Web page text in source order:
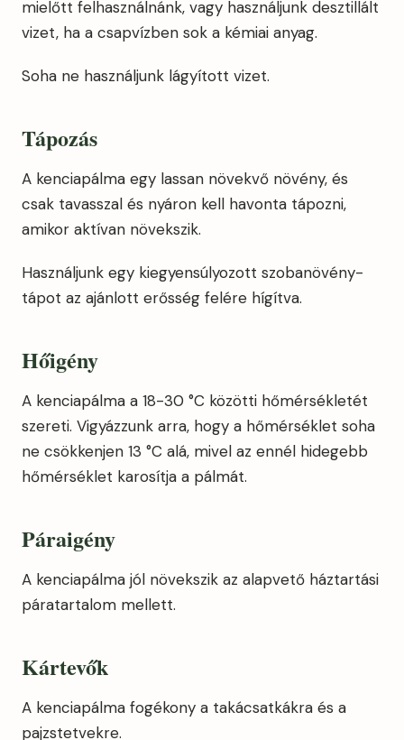
mielőtt felhasználnánk, vagy használjunk desztillált
vizet, ha a csapvízben sok a kémiai anyag.
Soha ne használjunk lágyított vizet.
Tápozás
A kenciapálma egy lassan növekvő növény, és
csak tavasszal és nyáron kell havonta tápozni,
amikor aktívan növekszik.
Használjunk egy kiegyensúlyozott szobanövény-
tápot az ajánlott erősség felére hígítva.
Hőigény
A kenciapálma a 18-30 °C közötti hőmérsékletét
szereti. Vigyázzunk arra, hogy a hőmérséklet soha
ne csökkenjen 13 °C alá, mivel az ennél hidegebb
hőmérséklet karosítja a pálmát.
Páraigény
A kenciapálma jól növekszik az alapvető háztartási
páratartalom mellett.
Kártevők
A kenciapálma fogékony a takácsatkákra és a
pajzstetvekre.